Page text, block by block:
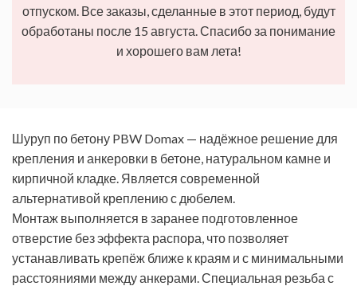
отпуском. Все заказы, сделанные в этот период, будут
обработаны после 15 августа. Спасибо за понимание
и хорошего вам лета!
Шуруп по бетону PBW Domax — надёжное решение для
крепления и анкеровки в бетоне, натуральном камне и
кирпичной кладке. Является современной
альтернативой креплению с дюбелем.
Монтаж выполняется в заранее подготовленное
отверстие без эффекта распора, что позволяет
устанавливать крепёж ближе к краям и с минимальными
расстояниями между анкерами. Специальная резьба с